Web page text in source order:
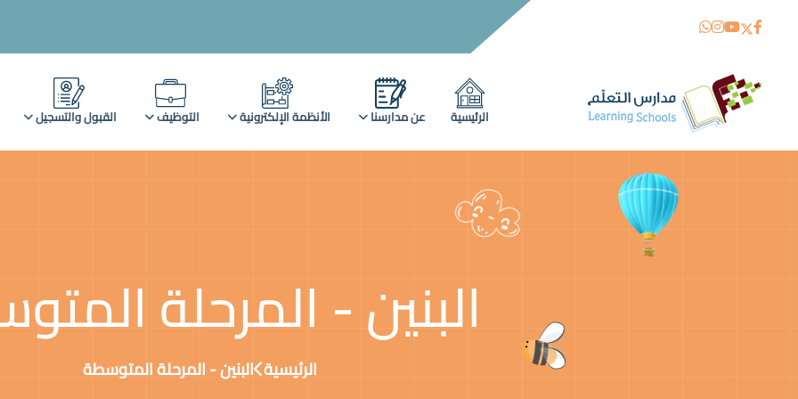
الرئيسية عن مدارسنا الأنظمة الإلكترونية التوظيف القبول والتسجيل
البنين - المرحلة
الرئيسية البنين - المرحلة المتوسطة